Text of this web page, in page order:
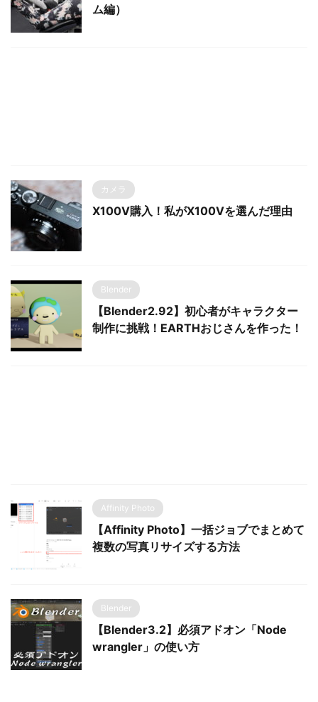
ム編）
カメラ
X100V購入！私がX100Vを選んだ理由
Blender
【Blender2.92】初心者がキャラクター
制作に挑戦！EARTHおじさんを作った！
Affinity Photo
【Affinity Photo】一括ジョブでまとめて
複数の写真リサイズする方法
Blender
【Blender3.2】必須アドオン「Node
wrangler」の使い方